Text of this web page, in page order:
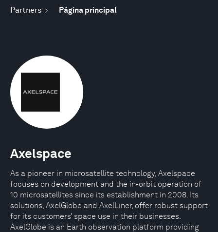
Partners Página principal
Axelspace
As a pioneer in microsatellite technology, Axelspace
focuses on development and the in-orbit operation of
10 microsatellites since its establishment in 2008. Its
solutions, AxelGlobe and AxelLiner, offer robust support
for its customers’ space use in their businesses.
AxelGlobe is an Earth observation platform providing